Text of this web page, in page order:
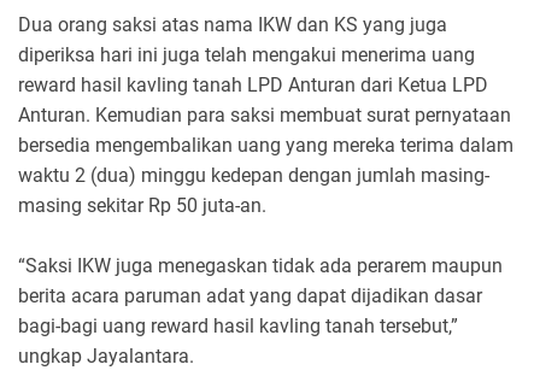
Dua orang saksi atas nama IKW dan KS yang juga
diperiksa hari ini juga telah mengakui menerima uang
reward hasil kavling tanah LPD Anturan dari Ketua LPD
Anturan. Kemudian para saksi membuat surat pernyataan
bersedia mengembalikan uang yang mereka terima dalam
waktu 2 (dua) minggu kedepan dengan jumlah masing-
masing sekitar Rp 50 juta-an.
“Saksi IKW juga menegaskan tidak ada perarem maupun
berita acara paruman adat yang dapat dijadikan dasar
bagi-bagi uang reward hasil kavling tanah tersebut,”
ungkap Jayalantara.